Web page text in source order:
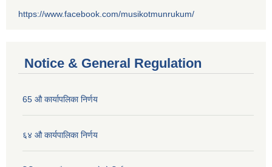
https://www.facebook.com/musikotmunrukum/
Notice & General Regulation
65 औ कार्यापलिका निर्णय
६४ औ कार्यपालिका निर्णय